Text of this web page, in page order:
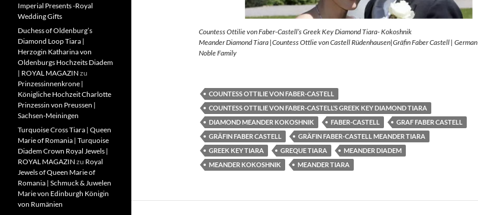
Countess Ottilie von Faber-Castell’s Greek Key Diamond Tiara- Kokoshnik
Meander Diamond Tiara |Countess Ottlie von Castell Rüdenhausen|Gräfin Faber Castell | German
Noble Family
COUNTESS OTTILIE VON FABER-CASTELL
COUNTESS OTTILIE VON FABER-CASTELL’S GREEK KEY DIAMOND TIARA
DIAMOND MEANDER KOKOSHNIK
FABER-CASTELL
GRAF FABER CASTELL
GRÄFIN FABER CASTELL
GRÄFIN FABER-CASTELL MEANDER TIARA
GREEK KEY TIARA
GREQUE TIARA
MEANDER DIADEM
MEANDER KOKOSHNIK
MEANDER TIARA
Imperial Presents -Royal
Wedding Gifts
Duchess of Oldenburg’s
Diamond Loop Tiara |
Herzogin Katharina von
Oldenburgs Hochzeits Diadem
| ROYAL MAGAZIN zu
Prinzessinnenkrone |
Königliche Hochzeit Charlotte
Prinzessin von Preussen |
Sachsen-Meiningen
Turquoise Cross Tiara | Queen
Marie of Romania | Turquoise
Diadem Crown Royal Jewels |
ROYAL MAGAZIN zu Royal
Jewels of Queen Marie of
Romania | Schmuck & Juwelen
Marie von Edinburgh Königin
von Rumänien